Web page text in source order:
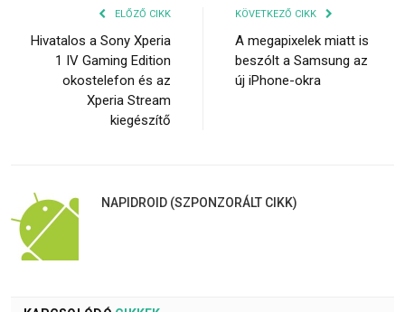
ELŐZŐ CIKK
Hivatalos a Sony Xperia
1 IV Gaming Edition
okostelefon és az
Xperia Stream
kiegészítő
KÖVETKEZŐ CIKK
A megapixelek miatt is
beszólt a Samsung az
új iPhone-okra
NAPIDROID (SZPONZORÁLT CIKK)